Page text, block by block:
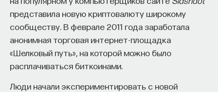
представила новую криптовалюту широкому
сообществу. В феврале 2011 года заработала
анонимная торговая интернет-площадка
«Шелковый путь», на которой можно было
расплачиваться биткоинами.
Люди начали экспериментировать с новой
заинтересованы в работе в инновационных
Специалисты сталкиваются с тремя ключевыми
барьерами:
Недостаток информации о глобальных